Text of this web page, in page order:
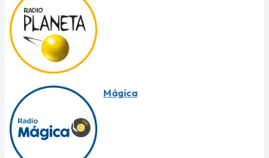
Mágica